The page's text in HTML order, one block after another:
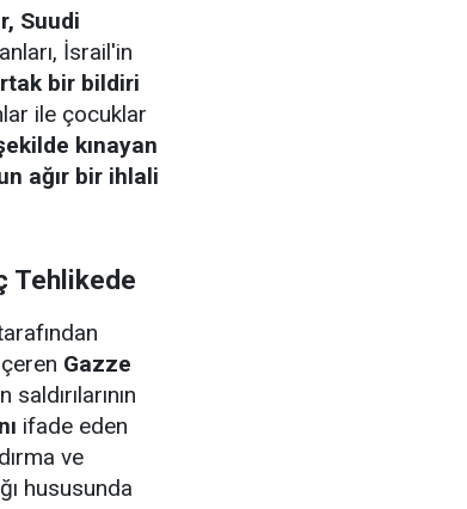
Suudi
İsrail'in
bir bildiri
ile çocuklar
kınayan
ağır bir ihlali
Tehlikede
Gazze
ifade eden
ve
hususunda